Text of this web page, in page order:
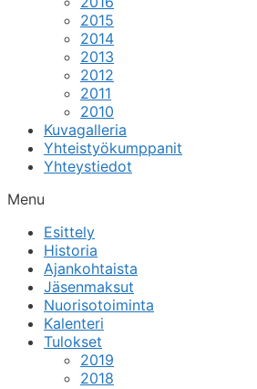
2015
2014
2013
2012
2011
2010
Kuvagalleria
Yhteistyökumppanit
Yhteystiedot
Menu
Esittely
Historia
Ajankohtaista
Jäsenmaksut
Nuorisotoiminta
Kalenteri
Tulokset
2019
2018